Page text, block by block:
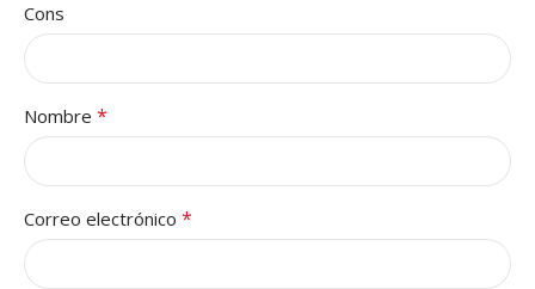
Cons
Nombre *
Correo electrónico *